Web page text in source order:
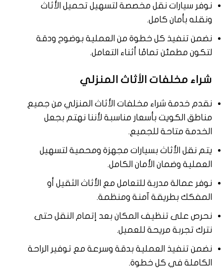
نوفر سيارات نقل مخصصة لتسهيل تحميل الأثاث
ونقله بأمان كامل.
نضمن تنفيذ كل خطوة من العملية بوضوح ودقة
لتكون مطمئن تمامًا أثناء التعامل.
شراء مخلفات الأثاث المنزلي
نقدم خدمة شراء مخلفات الأثاث المنزلي من جميع
مناطق الكويت بأسعار مناسبة لأننا نهتم بجعل
الخدمة متاحة للجميع.
يتم نقل الأثاث بسيارات مجهزة ومحمية لتسهيل
العملية وضمان الأمان الكامل.
نوفر عمالة مدربة للتعامل مع الأثاث الثقيل أو
المفكك بطريقة آمنة ومنظمة.
نحرص على تنظيف المكان بعد إتمام النقل حتى
نترك تجربة مريحة للعميل.
نضمن تنفيذ العملية بدقة وسرعة مع توفير الراحة
الكاملة في كل خطوة.